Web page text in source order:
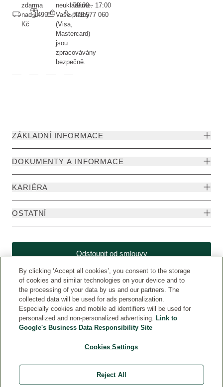
zdarma
nad 1499
Kč
neukládáme.
Vaše platby
(Visa,
Mastercard)
jsou
zpracovávány
bezpečně.
09:00 - 17:00
775 577 060
ZÁKLADNÍ INFORMACE
DOKUMENTY A INFORMACE
KARIÉRA
OSTATNÍ
Odstoupit od smlouvy
Weleda CZ © Weleda 2026
By clicking ‘Accept all cookies’, you consent to the storage
of cookies and similar technologies on your device and to
the processing of your data by us and our partners. The
collected data will be used for ads personalization.
Especially cookies and mobile ad identifiers will be used for
personalized and non-personalized advertising. Link to
Google's Business Data Responsibility Site
Cookies Settings
Reject All